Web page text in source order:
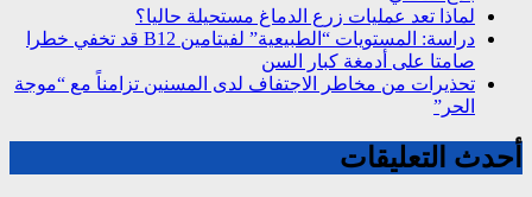
لماذا تعد عمليات زرع الدماغ مستحيلة حاليا؟
دراسة: المستويات “الطبيعية” لفيتامين B12 قد تخفي خطرا
صامتا على أدمغة كبار السن
تحذيرات من مخاطر الاجتفاف لدى المسنين تزامناً مع “موجة
الحر”
أحدث التعليقات